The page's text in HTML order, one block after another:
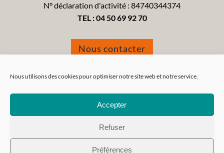
Nous utilisons des cookies pour optimiser notre site web et notre service.
Accepter
Refuser
Préférences
N° déclaration d'activité : 84740344374
TEL :04 50 69 92 70
Nous contacter
Tous droits réservés 2021 - Réa-FormAction -